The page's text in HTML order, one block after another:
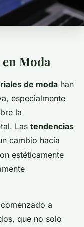
Moda
de moda han
especialmente
la
Las tendencias
cambio hacia
estéticamente
a
que no solo